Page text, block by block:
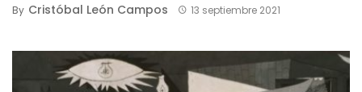
By Cristóbal León Campos 13 septiembre 2021